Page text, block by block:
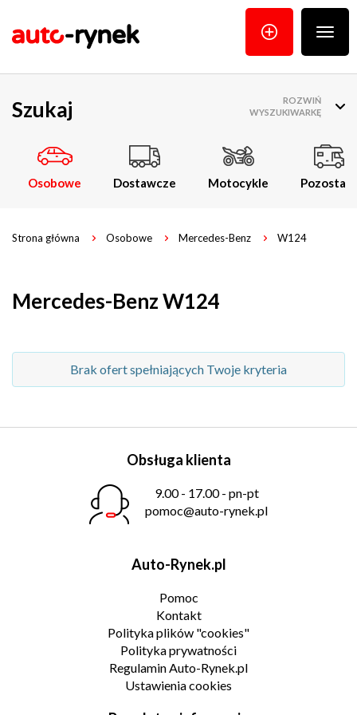
menu
Szukaj
Osobowe Dostawcze Motocykle Pozostałe
ROZWIŃ
WYSZUKIWARKĘ
Strona główna Osobowe Mercedes-Benz W124
Mercedes-Benz W124
Brak ofert spełniających Twoje kryteria
Obsługa klienta
9.00 - 17.00 - pn-pt
pomoc@auto-rynek.pl
Auto-Rynek.pl
Pomoc
Kontakt
Polityka plików "cookies"
Polityka prywatności
Regulamin Auto-Rynek.pl
Ustawienia cookies